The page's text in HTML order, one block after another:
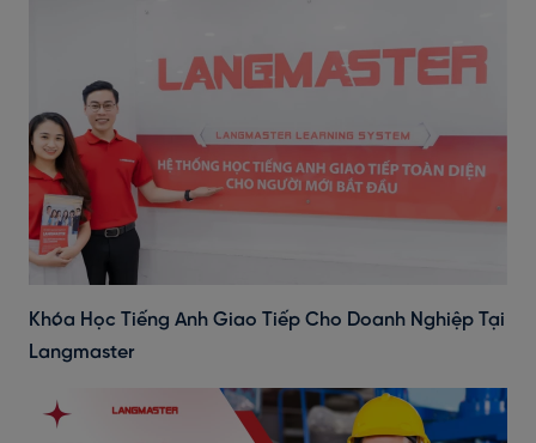
Khóa Học Tiếng Anh Giao Tiếp Cho Doanh Nghiệp Tại
Langmaster